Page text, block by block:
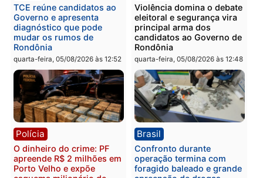
Homem é preso após
furtar peça de picanha e
reagir a seguranças em
supermercado
quinta-feira, 06/08/2026 às 08:56
Jônatas França é
na convenção e
confirmado candidato a
deputado federal pelo
Republicanos
quarta-feira, 05/08/2026 às
Brasil
TCE reúne candidatos ao
Governo e apresenta
Política
Violência domina o
eleitoral e segurança vira